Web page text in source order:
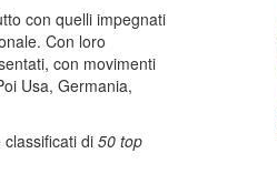
con quelli impegnati
Con loro
con movimenti
Usa, Germania,
di 50 top